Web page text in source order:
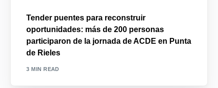
Tender puentes para reconstruir
oportunidades: más de 200 personas
participaron de la jornada de ACDE en Punta
de Rieles
3 MIN READ